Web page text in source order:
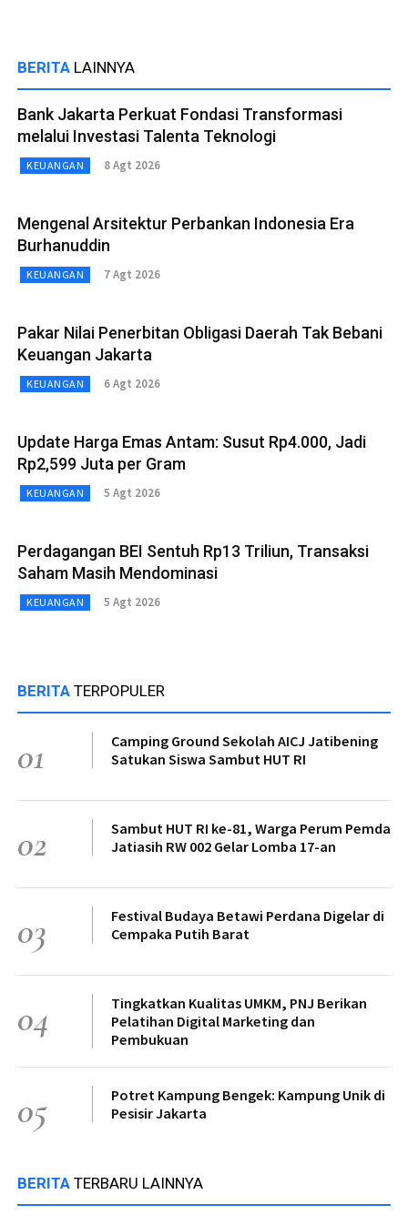
BERITA LAINNYA
Bank Jakarta Perkuat Fondasi Transformasi
melalui Investasi Talenta Teknologi
KEUANGAN 8 Agt 2026
Mengenal Arsitektur Perbankan Indonesia Era
Burhanuddin
KEUANGAN 7 Agt 2026
Pakar Nilai Penerbitan Obligasi Daerah Tak Bebani
Keuangan Jakarta
KEUANGAN 6 Agt 2026
Update Harga Emas Antam: Susut Rp4.000, Jadi
Rp2,599 Juta per Gram
KEUANGAN 5 Agt 2026
Perdagangan BEI Sentuh Rp13 Triliun, Transaksi
Saham Masih Mendominasi
KEUANGAN 5 Agt 2026
BERITA TERPOPULER
01
Camping Ground Sekolah AICJ Jatibening
Satukan Siswa Sambut HUT RI
02
Sambut HUT RI ke-81, Warga Perum Pemda
Jatiasih RW 002 Gelar Lomba 17-an
03
Festival Budaya Betawi Perdana Digelar di
Cempaka Putih Barat
04
Tingkatkan Kualitas UMKM, PNJ Berikan
Pelatihan Digital Marketing dan
Pembukuan
05
Potret Kampung Bengek: Kampung Unik di
Pesisir Jakarta
BERITA TERBARU LAINNYA